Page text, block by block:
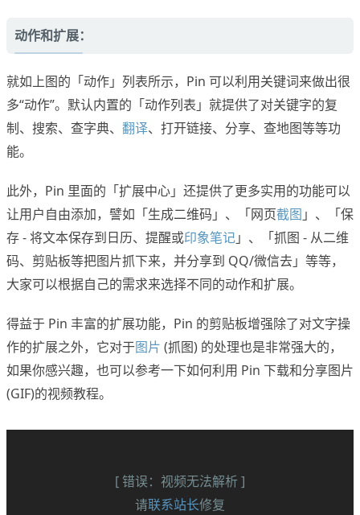
动作和扩展：
就如上图的「动作」列表所示，Pin 可以利用关键词来做出很
多“动作”。默认内置的「动作列表」就提供了对关键字的复
制、搜索、查字典、 翻译、打开链接、分享、查地图等等功
能。
此外，Pin 里面的「扩展中心」还提供了更多实用的功能可以
让用户自由添加，譬如「生成二维码」、「网页截图 」、「保
存 - 将文本保存到日历、提醒或印象笔记」、「抓图 - 从二维
码、剪贴板等把图片抓下来，并分享到 QQ/微信去」等等，
大家可以根据自己的需求来选择不同的动作和扩展。
得益于 Pin 丰富的扩展功能，Pin 的剪贴板增强除了对文字操
作的扩展之外，它对于图片 (抓图) 的处理也是非常强大的，
如果你感兴趣，也可以参考一下如何利用 Pin 下载和分享图片
(GIF)的视频教程。
[ 错误：视频无法解析 ]
请联系站长修复